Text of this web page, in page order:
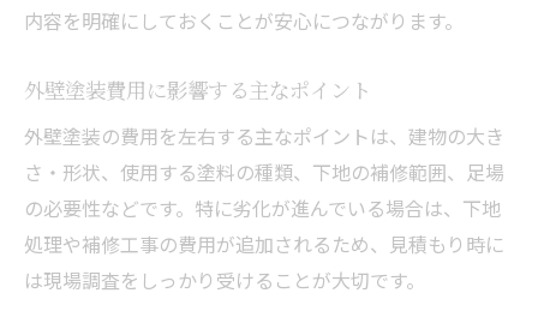
内容を明確にしておくことが安心につながります。
外壁塗装費用に影響する主なポイント
外壁塗装の費用を左右する主なポイントは、建物の大き
さ・形状、使用する塗料の種類、下地の補修範囲、足場
の必要性などです。特に劣化が進んでいる場合は、下地
処理や補修工事の費用が追加されるため、見積もり時に
は現場調査をしっかり受けることが大切です。